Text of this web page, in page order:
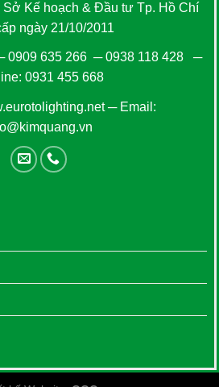
Sở Kế hoạch & Đầu tư Tp. Hồ Chí
ngày 21/10/2011
0909 635 266─0938 118 428─
0931 455 668
─ Email: